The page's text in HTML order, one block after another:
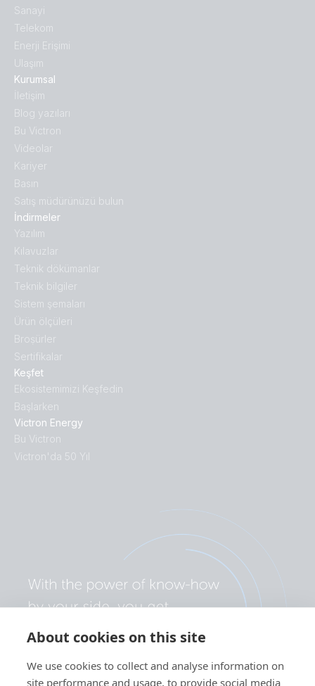
About cookies on this site
We use cookies to collect and analyse information on
site performance and usage, to provide social media
Keşfet
Ekosistemimizi Keşfedin
Başlarken
Victron Energy
Bu Victron
Victron'da 50 Yıl
İndirmeler
Yazılım
Kılavuzlar
Teknik dökümanlar
Teknik bilgiler
Sistem şemaları
Ürün ölçüleri
Broṣürler
Sertifikalar
Sanayi
Telekom
Enerji Erişimi
Ulaşım
Kurumsal
İletişim
Blog yazıları
Bu Victron
Videolar
Kariyer
Basın
Satış müdürünüzü bulun